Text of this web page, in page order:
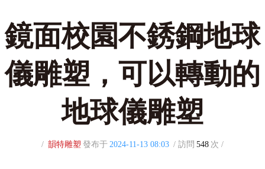
鏡面校園不銹鋼地球
儀雕塑，可以轉動的
地球儀雕塑
/ 韻特雕塑 發布于 2024-11-13 08:03 / 訪問 548 次 /